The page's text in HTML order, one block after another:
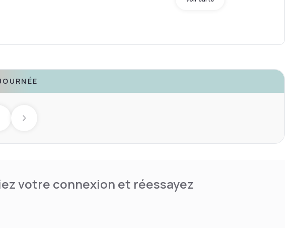
Next day
votre connexion et réessayez